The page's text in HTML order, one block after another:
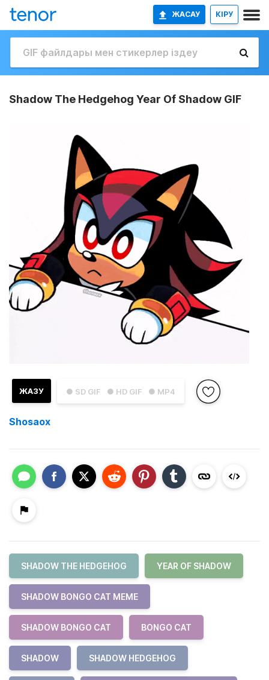
ЖАСАУ КІРУ
Shadow The Hedgehog Year Of Shadow GIF
● SD GIF ● HD GIF ● MP4
ЖАЗУ
Shosaox
SHADOW THE HEDGEHOG YEAR OF SHADOW
SHADOW BONGO CAT MEME
SHADOW BONGO CAT BONGO CAT
SHADOW SHADOW HEDGEHOG